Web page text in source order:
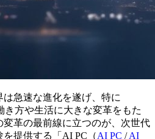
急速な進化を遂げ、特に
き方や生活に大きな変革をもた
革の最前線に立つのが、次世代
提供する「 AI PC（AI PC /AI